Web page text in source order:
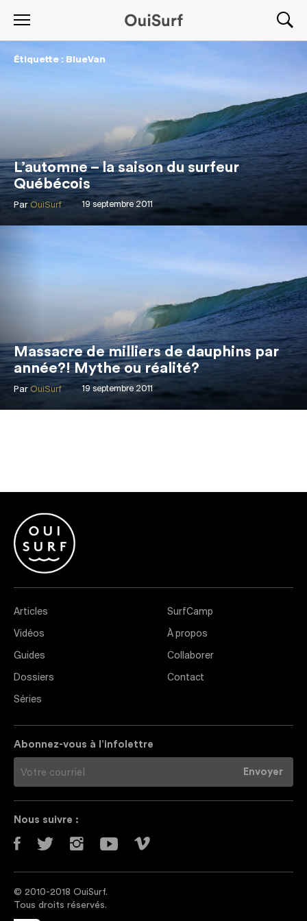
Étiquette : BlueVan
L’automne – la saison du surfeur
Québécois
19 septembre 2011
Par OuiSurf
Massacre de milliers de dauphins par
année?! Mythe ou réalité?
19 septembre 2011
Par OuiSurf
Articles
Vidéos
Guides
Dossiers
Séries
SurfCamp
À propos
Collaborer
Contact
Abonnez-vous à l’infolettre
Nous suivre :
© 2010-2018 OuiSurf.
Tous droits réservés.